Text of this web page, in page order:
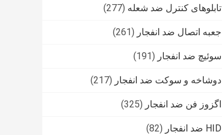
تابلوهای کنترل ضد شعله (277)
جعبه اتصال ضد انفجار (261)
سوئیچ ضد انفجار (191)
دوشاخه و سوکت ضد انفجار (217)
اگزوز فن ضد انفجار (325)
HID ضد انفجار (82)